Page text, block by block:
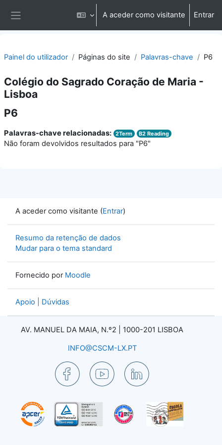
A aceder como visitante Entrar
Painel do utilizador Páginas do site Palavras-chave P6
Colégio do Sagrado Coração de Maria -
Lisboa
P6
Palavras-chave relacionadas: 2Term B2 Reading
Não foram devolvidos resultados para "P6"
A aceder como visitante (Entrar)
Resumo da retenção de dados
Mudar para o tema standard
Fornecido por Moodle
Apoio | Dúvidas
AV. MANUEL DA MAIA, N.º2 | 1000-201 LISBOA
INFO@CSCM-LX.PT